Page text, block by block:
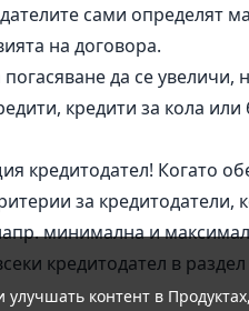
сами определят
на договора.
да се
кредити за кола или
кредитодател! Когато
за кредитодатели,
минимална и
кредитодател в
контент в